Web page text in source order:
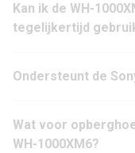
Kan ik de WH-
tegelijkertijd
Ondersteunt de
Wat voor
WH-1000XM6?